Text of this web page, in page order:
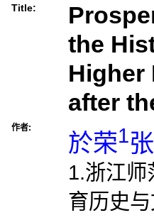
Title:
the
Higher
after
作者:
於荣1
1.浙江
育历史